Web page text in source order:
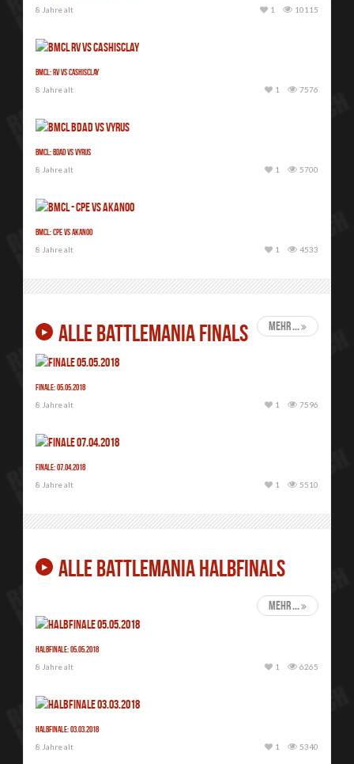
8 Jahre alt
10115
1
BMCL: RV vs Cashisclay
8 Jahre alt
7576
1
BMCL: Bdad vs Vyrus
8 Jahre alt
5700
1
BMCL: CPE vs Akanoo
8 Jahre alt
4533
1
ALLE BATTLEMANIA FINALS mehr ...
Finale: 05.05.2018
8 Jahre alt
7596
1
Finale: 07.04.2018
8 Jahre alt
5510
1
ALLE BATTLEMANIA HALBFINALS
mehr ...
Halbfinale: 05.05.2018
8 Jahre alt
6265
1
Halbfinale: 03.03.2018
8 Jahre alt
5340
1